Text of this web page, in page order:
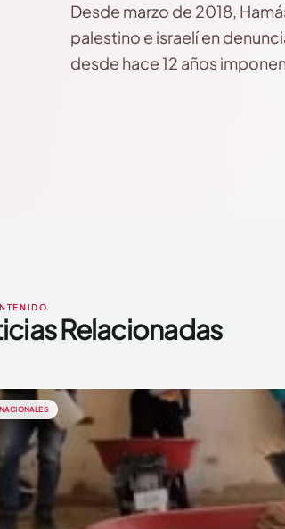
Desde marzo de 2018,
palestino e israelí en
desde hace 12 años
Relacionadas